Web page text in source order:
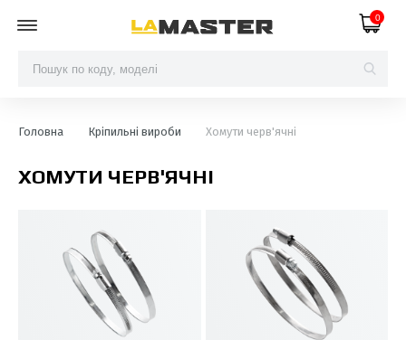
0
Головна Кріпильні вироби Хомути черв'ячні
ХОМУТИ ЧЕРВ'ЯЧНІ